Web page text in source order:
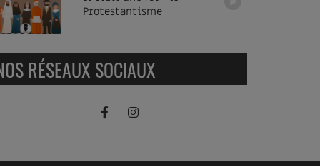
Protestantisme
RÉSEAUX SOCIAUX